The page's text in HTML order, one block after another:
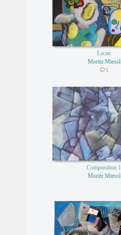
Lacan
Moritz Miessl
1
Composition 1
Moritz Miessl